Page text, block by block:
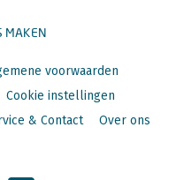
MAKEN
voorwaarden
Cookie instellingen
& Contact Over ons